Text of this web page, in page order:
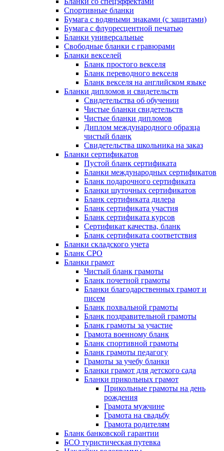
Спортивные бланки
Бумага с водяными знаками (с защитами)
Бумага с флуоресцентной печатью
Бланки универсальные
Свободные бланки с гравюрами
Бланки векселей
Бланк простого векселя
Бланк переводного векселя
Бланк векселя на английском языке
Бланки дипломов и свидетельств
Свидетельства об обучении
Чистые бланки свидетельств
Чистые бланки дипломов
Диплом международного образца
чистый бланк
Свидетельства школьника на заказ
Бланки сертификатов
Пустой бланк сертификата
Бланки международных сертификатов
Бланк подарочного сертификата
Бланки шуточных сертификатов
Бланк сертификата дилера
Бланк сертификата участия
Бланк сертификата курсов
Сертификат качества, бланк
Бланк сертификата соответствия
Бланки складского учета
Бланк СРО
Бланки грамот
Чистый бланк грамоты
Бланк почетной грамоты
Бланки благодарственных грамот и
писем
Бланк похвальной грамоты
Бланк поздравительной грамоты
Бланк грамоты за участие
Грамота военному бланк
Бланк спортивной грамоты
Бланк грамоты педагогу
Грамоты за учебу бланки
Бланки грамот для детского сада
Бланки прикольных грамот
Прикольные грамоты на день
рождения
Грамота мужчине
Грамота на свадьбу
Грамота родителям
Бланк банковской гарантии
БСО туристическая путевка